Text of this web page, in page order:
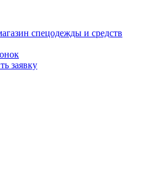
спецодежды и средств
заявку